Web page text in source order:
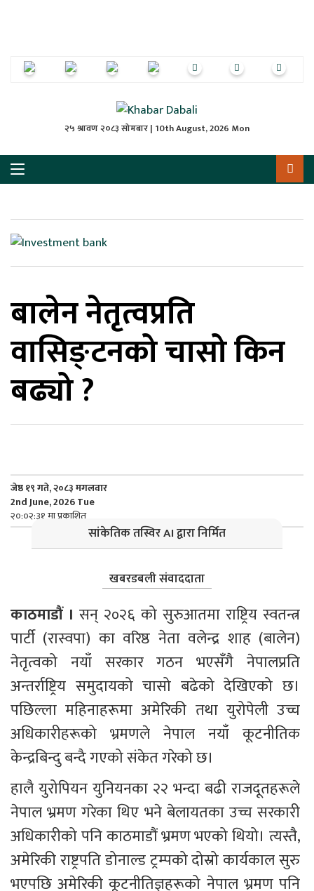
२५ श्रावण २०८३ सोमबार | 10th August, 2026 Mon
बालेन नेतृत्वप्रति
वासिङ्टनको चासो किन
बढ्यो ?
जेष्ठ १९ गते, २०८३ मगलवार
2nd June, 2026 Tue
२०:०२:३१ मा प्रकाशित
सांकेतिक तस्विर AI द्वारा निर्मित
खबरडबली संवाददाता
काठमाडौं । सन् २०२६ को सुरुआतमा राष्ट्रिय स्वतन्त्र
पार्टी (रास्वपा) का वरिष्ठ नेता वलेन्द्र शाह (बालेन)
नेतृत्वको नयाँ सरकार गठन भएसँगै नेपालप्रति
अन्तर्राष्ट्रिय समुदायको चासो बढेको देखिएको छ।
पछिल्ला महिनाहरूमा अमेरिकी तथा युरोपेली उच्च
अधिकारीहरूको भ्रमणले नेपाल नयाँ कूटनीतिक
केन्द्रबिन्दु बन्दै गएको संकेत गरेको छ।
हालै युरोपियन युनियनका २२ भन्दा बढी राजदूतहरूले
नेपाल भ्रमण गरेका थिए भने बेलायतका उच्च सरकारी
अधिकारीको पनि काठमाडौं भ्रमण भएको थियो। त्यस्तै,
अमेरिकी राष्ट्रपति डोनाल्ड ट्रम्पको दोस्रो कार्यकाल सुरु
भएपछि अमेरिकी कूटनीतिज्ञहरूको नेपाल भ्रमण पनि